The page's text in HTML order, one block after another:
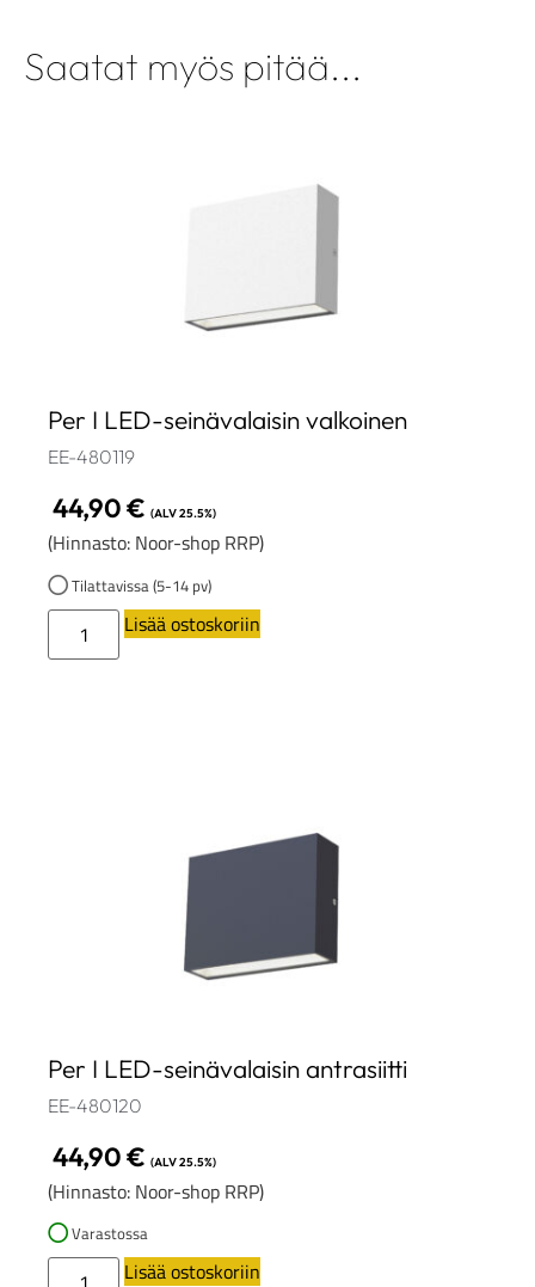
Saatat myös pitää...
Per I LED-seinävalaisin valkoinen
EE-480119
44,90€ (ALV 25.5%)
(Hinnasto: Noor-shop RRP)
Tilattavissa (5-14 pv)
Lisää ostoskoriin
Per I LED-seinävalaisin antrasiitti
EE-480120
44,90€ (ALV 25.5%)
(Hinnasto: Noor-shop RRP)
Varastossa
Lisää ostoskoriin